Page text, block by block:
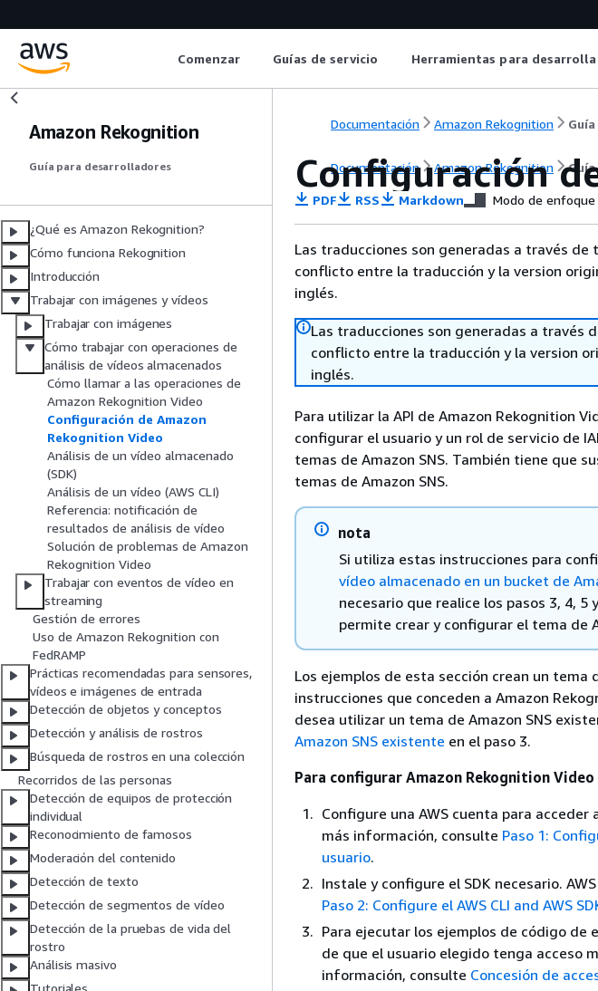
Comenzar Guías de servicio Herramientas para
Amazon Rekognition
Guía para desarrolladores
¿Qué es Amazon Rekognition?
Cómo funciona Rekognition
Introducción
Trabajar con imágenes y vídeos
Trabajar con imágenes
Cómo trabajar con operaciones de
análisis de vídeos almacenados
Cómo llamar a las operaciones de
Amazon Rekognition Video
Configuración de Amazon
Rekognition Video
Análisis de un vídeo almacenado
(SDK)
Análisis de un vídeo (AWS CLI)
Referencia: notificación de
resultados de análisis de vídeo
Solución de problemas de Amazon
Rekognition Video
Trabajar con eventos de vídeo en
streaming
Gestión de errores
Uso de Amazon Rekognition con
FedRAMP
Prácticas recomendadas para sensores,
vídeos e imágenes de entrada
Detección de objetos y conceptos
Detección y análisis de rostros
Búsqueda de rostros en una colección
Recorridos de las personas
Detección de equipos de protección
individual
Reconocimiento de famosos
Moderación del contenido
Detección de texto
Detección de segmentos de vídeo
Detección de la pruebas de vida del
rostro
Análisis masivo
Documentación Amazon Rekognition
Documentación Amazon Rekognition
Configuración
PDF RSS Markdown Modo de enfoque
Las traducciones son generadas a través de
conflicto entre la traducción y la version
inglés.
Las traducciones son generadas a través
conflicto entre la traducción y la version
inglés.
Para utilizar la API de Amazon Rekognition
configurar el usuario y un rol de servicio de
temas de Amazon SNS. También tiene que
temas de Amazon SNS.
nota
Si utiliza estas instrucciones para
vídeo almacenado en un bucket de
necesario que realice los pasos 3, 4,
permite crear y configurar el tema de
Los ejemplos de esta sección crean un tema
instrucciones que conceden a Amazon
desea utilizar un tema de Amazon SNS
Amazon SNS existente en el paso 3.
Para configurar Amazon Rekognition Video
Configure una AWS cuenta para
más información, consulte Paso 1:
usuario.
Instale y configure el SDK necesario.
Paso 2: Configure el AWS CLI and AWS
Para ejecutar los ejemplos de código de
de que el usuario elegido tenga acceso
información, consulte Concesión de